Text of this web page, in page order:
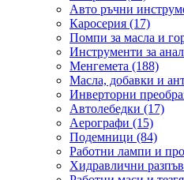
Авто ръчни
Каросерия (17)
Помпи за масла и
Инструменти за
Менгемета (188)
Масла, добавки и
Инверторни
Автолебедки (17)
Аерографи (15)
Подемници (84)
Работни лампи и
Хидравлични